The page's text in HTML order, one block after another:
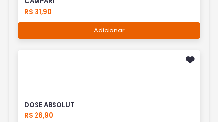
R$ 31,90
Adicionar
DOSE ABSOLUT
R$ 26,90